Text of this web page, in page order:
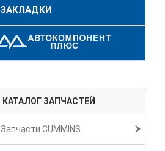
ЗАКЛАДКИ
КАТАЛОГ ЗАПЧАСТЕЙ
Запчасти CUMMINS